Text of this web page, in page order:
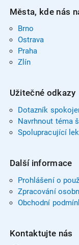
Města, kde nás
Brno
Ostrava
Praha
Zlín
Užitečné odkazy
Dotazník
Navrhnout téma
Spolupracující
Další informace
Prohlášení o
Zpracování
Obchodní
Kontaktujte nás